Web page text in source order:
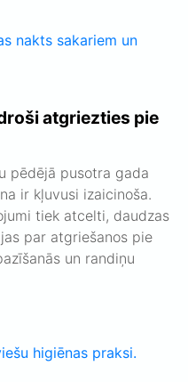
atgriezties pie
pēdējā pusotra gada
ir kļuvusi izaicinoša.
tiek atcelti, daudzas
par atgriešanos pie
un randiņu